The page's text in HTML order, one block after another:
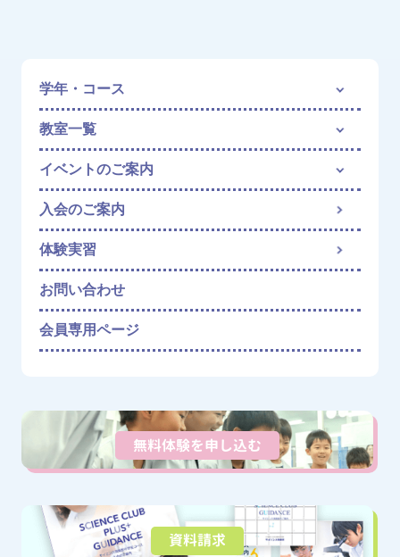
学年・コース
教室一覧
イベントのご案内
入会のご案内
体験実習
お問い合わせ
会員専用ページ
無料体験を申し込む
資料請求